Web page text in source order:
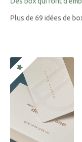
Plus de 69 idées de